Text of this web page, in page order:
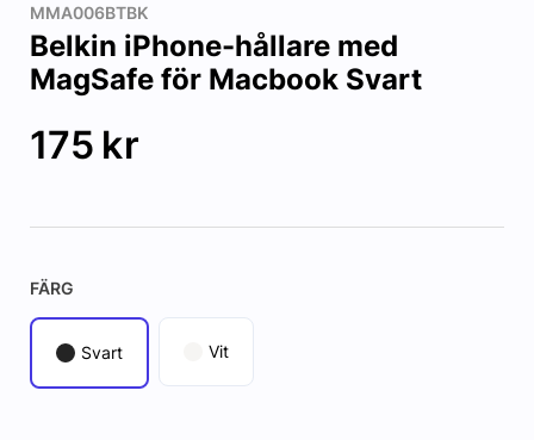
MMA006BTBK
Belkin iPhone-hållare med
MagSafe för Macbook Svart
175 kr
FÄRG
Svart Vit